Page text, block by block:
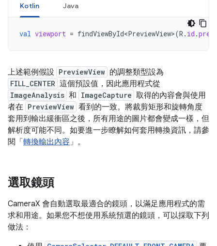
Kotlin Java
val viewport = findViewById<PreviewView>(R . id .
上述範例假設 PreviewView 的調整類型設為
FILL_CENTER 這個預設值，因此應用程式從
ImageAnalysis 和 ImageCapture 取得的內容會與使用
者在 PreviewView 看到的一致。將裁剪矩形和旋轉角度
套用到輸出緩衝區之後，所有用途的圖片都會變成一樣，但
解析度可能不同。如要進一步瞭解如何套用轉換資訊，請參
閱「 轉換輸出內容」。
選取鏡頭
CameraX 會自動選取最適合的鏡頭，以滿足應用程式的需
求和用途。如果您不想使用系統預選的鏡頭，可以採取下列
做法：